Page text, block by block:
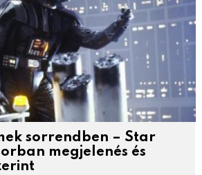
sorrendben – Star
megjelenés és